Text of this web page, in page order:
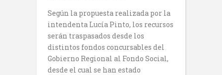
Según la propuesta realizada por la
intendenta Lucía Pinto, los recursos
serán traspasados desde los
distintos fondos concursables del
Gobierno Regional al Fondo Social,
desde el cual se han estado